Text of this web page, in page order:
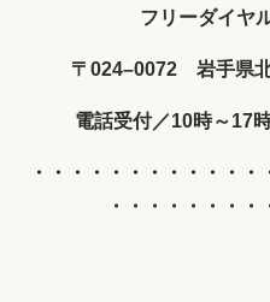
フリーダイヤ
〒024–0072 岩手県
電話受付／10時～
・・・・・・・・・・・・
・・・・・・・・